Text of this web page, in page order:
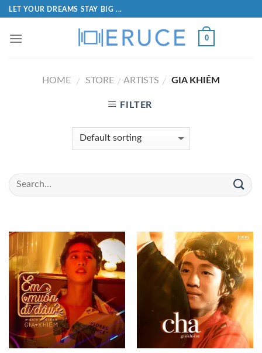
LET YOUR DREAMS STAY BIG ...
0
HOME / STORE / ARTISTS / GIA KHIÊM
FILTER